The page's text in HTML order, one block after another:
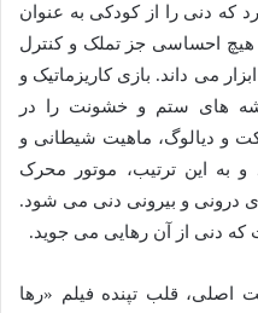
که دنی را از کودکی به عنوان
احساسی جز تملک و کنترل
می داند. بازی کاریزماتیک و
های ستم و خشونت را در
و دیالوگ، ماهیت شیطانی و
به این ترتیب، موتور محرک
درونی و بیرونی دنی می شود.
که دنی از آن رهایی می جوید.
اصلی، قلب تپنده فیلم «رها